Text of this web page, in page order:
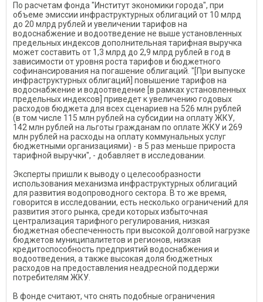
По расчетам фонда "Институт экономики города", при
объеме эмиссии инфраструктурных облигаций от 10 млрд
до 20 млрд рублей и увеличении тарифов на
водоснабжение и водоотведение не выше установленных
предельных индексов дополнительная тарифная выручка
может составить от 1,3 млрд до 2,9 млрд рублей в год в
зависимости от уровня роста тарифов и бюджетного
софинансирования на погашение облигаций. "[При выпуске
инфраструктурных облигаций] повышение тарифов на
водоснабжение и водоотведение [в рамках установленных
предельных индексов] приведет к увеличению годовых
расходов бюджета для всех сценариев на 526 млн рублей
(в том числе 115 млн рублей на субсидии на оплату ЖКУ,
142 млн рублей на льготы гражданам по оплате ЖКУ и 269
млн рублей на расходы на оплату коммунальных услуг
бюджетными организациями) - в 5 раз меньше прироста
тарифной выручки", - добавляет в исследовании.
Эксперты пришли к выводу о целесообразности
использования механизма инфраструктурных облигаций
для развития водопроводного сектора. В то же время,
говорится в исследовании, есть несколько ограничений для
развития этого рынка, среди которых избыточная
централизация тарифного регулирования, низкая
бюджетная обеспеченность при высокой долговой нагрузке
бюджетов муниципалитетов и регионов, низкая
кредитоспособность предприятий водоснабжения и
водоотведения, а также высокая доля бюджетных
расходов на предоставления неадресной поддержи
потребителям ЖКУ.
В фонде считают, что снять подобные ограничения